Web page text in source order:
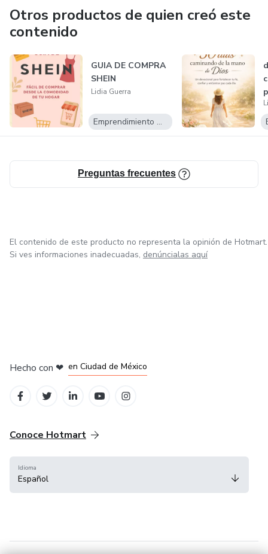
DIOS TE BENDIGA🤍
Otros productos de quien creó este
contenido
GUIA DE COMPRA
SHEIN
Lidia Guerra
Emprendimiento Digital
Preguntas frecuentes
El contenido de este producto no representa la opinión de Hotmart.
Si ves informaciones inadecuadas, denúncialas aquí
Hecho con ❤ en Ciudad de México
Conoce Hotmart
Idioma
Español